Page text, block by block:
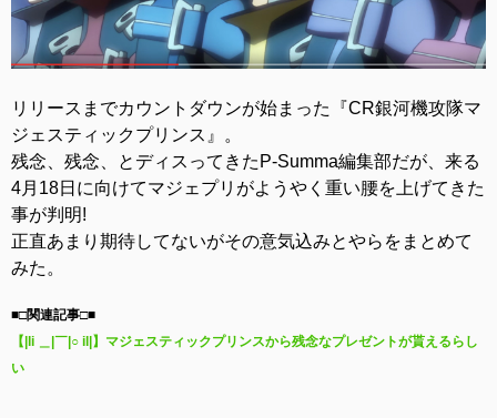
リリースまでカウントダウンが始まった『CR銀河機攻隊マ
ジェスティックプリンス』。
残念、残念、とディスってきたP-Summa編集部だが、来る
4月18日に向けてマジェプリがようやく重い腰を上げてきた
事が判明!
正直あまり期待してないがその意気込みとやらをまとめて
みた。
■□関連記事□■
【|li ＿|￣|○ il|】マジェスティックプリンスから残念なプレゼントが貰えるらし
い